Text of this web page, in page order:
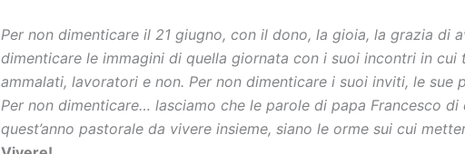
Per non dimenticare il 21 giugno, con il dono, la gioia, la grazia di
dimenticare le immagini di quella giornata con i suoi incontri in
ammalati, lavoratori e non. Per non dimenticare i suoi inviti, le sue
Per non dimenticare… lasciamo che le parole di papa Francesco
quest’anno pastorale da vivere insieme, siano le orme sui cui